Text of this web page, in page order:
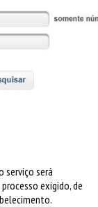
serviço será
exigido, de